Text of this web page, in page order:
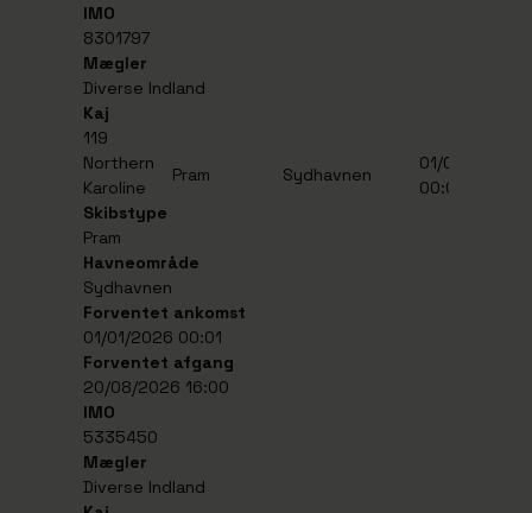
IMO
8301797
Mægler
Diverse Indland
Kaj
119
Northern
Karoline
Pram Sydhavnen
01/01/2026
00:01
Skibstype
Pram
Havneområde
Sydhavnen
Forventet ankomst
01/01/2026 00:01
Forventet afgang
20/08/2026 16:00
IMO
5335450
Mægler
Diverse Indland